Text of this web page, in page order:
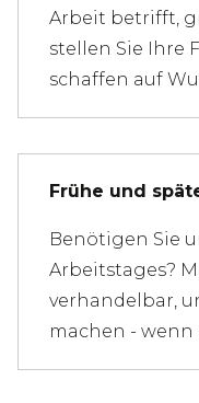
Arbeit betrifft,
stellen Sie Ihre
schaffen auf
Frühe und
Benötigen Sie
Arbeitstages?
verhandelbar,
machen -